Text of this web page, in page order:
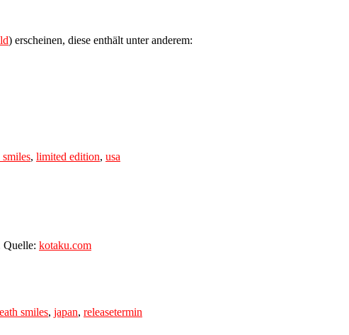
) erscheinen, diese enthält unter anderem:
smiles, limited edition, usa
Quelle: kotaku.com
smiles, japan, releasetermin